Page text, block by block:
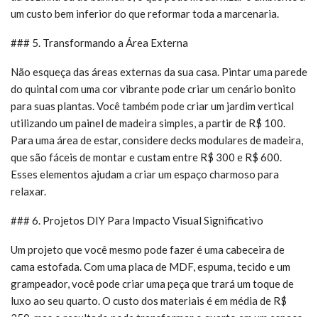
um custo bem inferior do que reformar toda a marcenaria.
### 5. Transformando a Área Externa
Não esqueça das áreas externas da sua casa. Pintar uma parede
do quintal com uma cor vibrante pode criar um cenário bonito
para suas plantas. Você também pode criar um jardim vertical
utilizando um painel de madeira simples, a partir de R$ 100.
Para uma área de estar, considere decks modulares de madeira,
que são fáceis de montar e custam entre R$ 300 e R$ 600.
Esses elementos ajudam a criar um espaço charmoso para
relaxar.
### 6. Projetos DIY Para Impacto Visual Significativo
Um projeto que você mesmo pode fazer é uma cabeceira de
cama estofada. Com uma placa de MDF, espuma, tecido e um
grampeador, você pode criar uma peça que trará um toque de
luxo ao seu quarto. O custo dos materiais é em média de R$